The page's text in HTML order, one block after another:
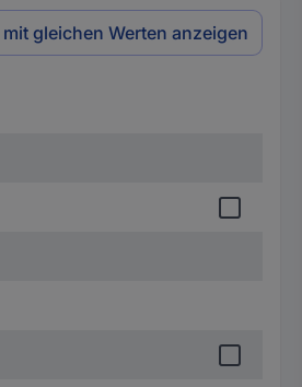
gleichen Werten anzeigen